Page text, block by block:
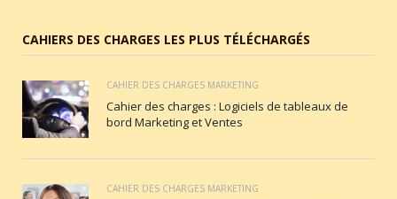
CAHIERS DES CHARGES LES PLUS TÉLÉCHARGÉS
CAHIER DES CHARGES MARKETING
Cahier des charges : Logiciels de tableaux de
bord Marketing et Ventes
CAHIER DES CHARGES MARKETING